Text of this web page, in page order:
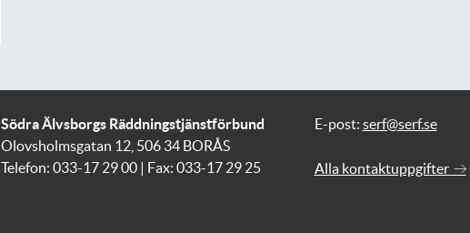
Södra Älvsborgs Räddningstjänstförbund
Olovsholmsgatan 12, 506 34 BORÅS
Telefon: 033-17 29 00 | Fax: 033-17 29 25
E-post: serf@serf.se
Alla kontaktuppgifter